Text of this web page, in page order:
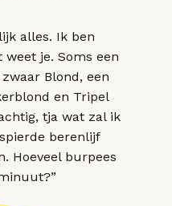
alles. Ik ben
weet je. Soms een
Blond, een
en Tripel
tja wat zal ik
berenlijf
Hoeveel burpees